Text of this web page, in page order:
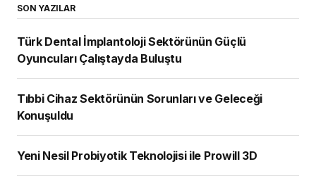
SON YAZILAR
Türk Dental İmplantoloji Sektörünün Güçlü
Oyuncuları Çalıştayda Buluştu
Tıbbi Cihaz Sektörünün Sorunları ve Geleceği
Konuşuldu
Yeni Nesil Probiyotik Teknolojisi ile Prowill 3D